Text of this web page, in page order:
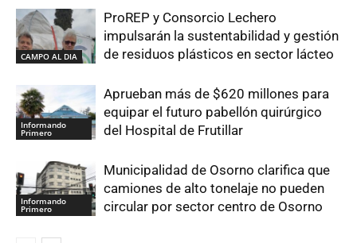
CAMPO AL DIA
ProREP y Consorcio Lechero
impulsarán la sustentabilidad y gestión
de residuos plásticos en sector lácteo
Informando
Primero
Aprueban más de $620 millones para
equipar el futuro pabellón quirúrgico
del Hospital de Frutillar
Informando
Primero
Municipalidad de Osorno clarifica que
camiones de alto tonelaje no pueden
circular por sector centro de Osorno